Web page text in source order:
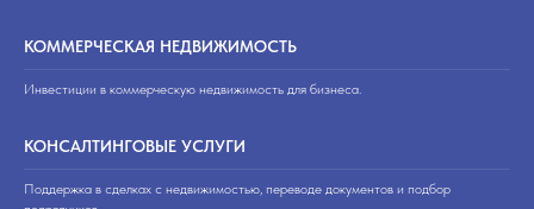
КОММЕРЧЕСКАЯ НЕДВИЖИМОСТЬ
Инвестиции в коммерческую недвижимость для бизнеса.
КОНСАЛТИНГОВЫЕ УСЛУГИ
Поддержка в сделках с недвижимостью, переводе документов и подбор